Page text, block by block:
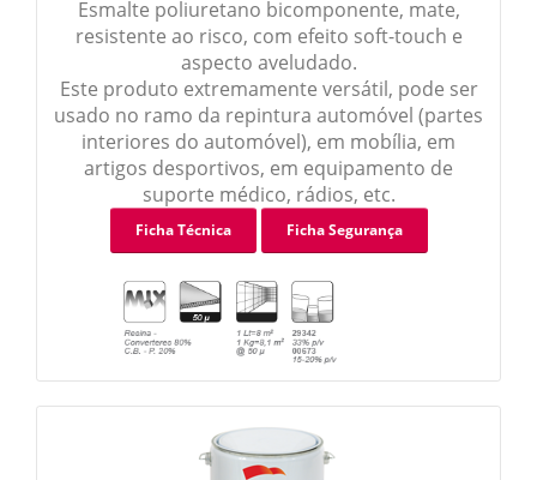
Esmalte poliuretano bicomponente, mate,
resistente ao risco, com efeito soft-touch e
aspecto aveludado.
Este produto extremamente versátil, pode ser
usado no ramo da repintura automóvel (partes
interiores do automóvel), em mobília, em
artigos desportivos, em equipamento de
suporte médico, rádios, etc.
Ficha Técnica Ficha Segurança